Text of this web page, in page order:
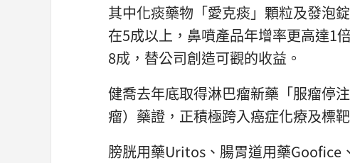
其中化痰藥物「愛克痰」顆粒及發泡
在5成以上，鼻噴產品年增率更高達1
8成，替公司創造可觀的收益。
健喬去年底取得淋巴瘤新藥「服瘤停
瘤）藥證，正積極跨入癌症化療及標
膀胱用藥Uritos、腸胃道用藥Goofice